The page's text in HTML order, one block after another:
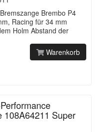
Brembo P4
Racing für 34 mm
Holm Abstand der
Warenkorb
108A64211 Super